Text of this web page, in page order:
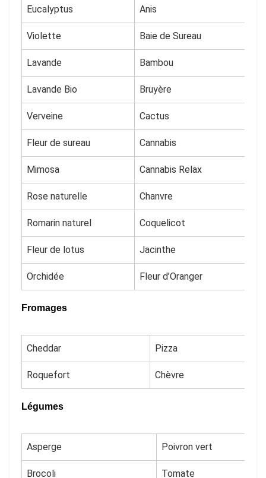
Eucalyptus Anis
Violette Baie de Sureau
Lavande Bambou
Lavande Bio Bruyère
Verveine Cactus
Fleur de sureau Cannabis
Mimosa Cannabis Relax
Rose naturelle Chanvre
Romarin naturel Coquelicot
Fleur de lotus Jacinthe
Orchidée Fleur d’Oranger
Fromages
Cheddar Pizza
Roquefort Chèvre
Légumes
Asperge Poivron vert
Brocoli Tomate